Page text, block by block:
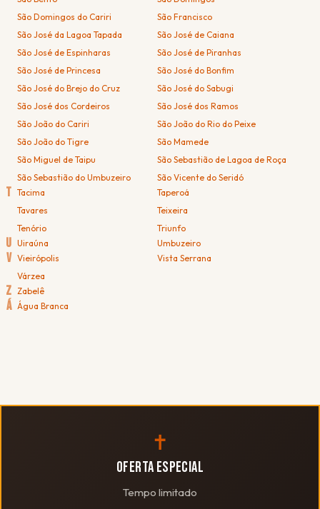
São Domingos do Cariri
São Francisco
São José da Lagoa Tapada
São José de Caiana
São José de Espinharas
São José de Piranhas
São José de Princesa
São José do Bonfim
São José do Brejo do Cruz
São José do Sabugi
São José dos Cordeiros
São José dos Ramos
São João do Cariri
São João do Rio do Peixe
São João do Tigre
São Mamede
São Miguel de Taipu
São Sebastião de Lagoa de Roça
São Sebastião do Umbuzeiro
São Vicente do Seridó
T Tacima
Taperoá
Tavares
Teixeira
Tenório
Triunfo
U Uiraúna Umbuzeiro
V Vieirópolis
Vista Serrana
Várzea
Z Zabelê
Á Água Branca
✝
OFERTA ESPECIAL
Tempo limitado